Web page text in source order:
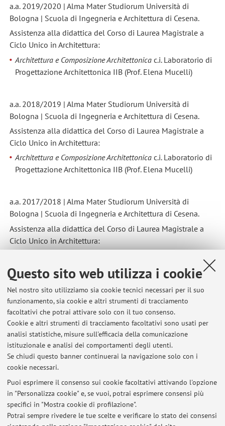
Questo sito web utilizza i cookie
Nel nostro sito utilizziamo sia cookie tecnici necessari per il suo
funzionamento, sia cookie e altri strumenti di tracciamento
facoltativi che potrai attivare solo con il tuo consenso.
Cookie e altri strumenti di tracciamento facoltativi sono usati per
analisi statistiche, misure sull'efficacia della comunicazione
istituzionale e analisi dei comportamenti degli utenti.
Se chiudi questo banner continuerai la navigazione solo con i
cookie necessari.
Puoi esprimere il consenso sui cookie facoltativi attivando l'opzione
in "Personalizza cookie" e, se vuoi, potrai esprimere consensi più
specifici in "Mostra cookie di profilazione".
Potrai sempre rivedere le tue scelte e verificare lo stato dei consensi
a.a. 2019/2020 | Alma Mater Studiorum Università di
Bologna | Scuola di Ingegneria e Architettura di Cesena.
Assistenza alla didattica del Corso di Laurea Magistrale a
Ciclo Unico in Architettura:
Architettura e Composizione Architettonica c.i. Laboratorio di
Progettazione Architettonica IIB (Prof. Elena Mucelli)
a.a. 2018/2019 | Alma Mater Studiorum Università di
Bologna | Scuola di Ingegneria e Architettura di Cesena.
Assistenza alla didattica del Corso di Laurea Magistrale a
Ciclo Unico in Architettura:
Architettura e Composizione Architettonica c.i. Laboratorio di
Progettazione Architettonica IIB (Prof. Elena Mucelli)
a.a. 2017/2018 | Alma Mater Studiorum Università di
Bologna | Scuola di Ingegneria e Architettura di Cesena.
Assistenza alla didattica del Corso di Laurea Magistrale a
Ciclo Unico in Architettura:
Progettazione Architettonica IIB (Prof. Elena Mucelli)
Ultimi avvisi
Al momento non sono presenti avvisi.